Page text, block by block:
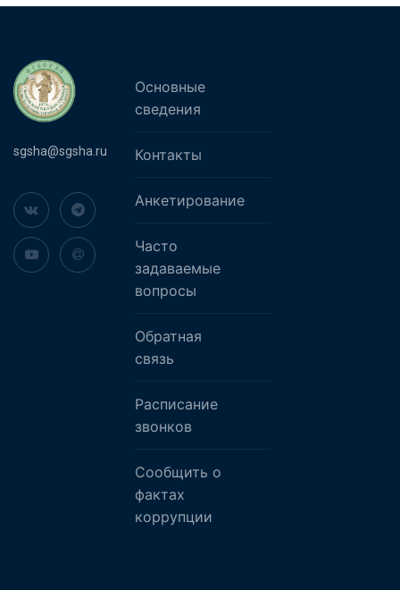
sgsha@sgsha.ru
Основные
сведения
Контакты
Анкетирование
Часто
задаваемые
вопросы
Обратная
связь
Расписание
звонков
Сообщить о
фактах
коррупции